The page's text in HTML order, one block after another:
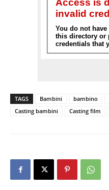
TAGS Bambini bambino
Casting bambini
Casting film